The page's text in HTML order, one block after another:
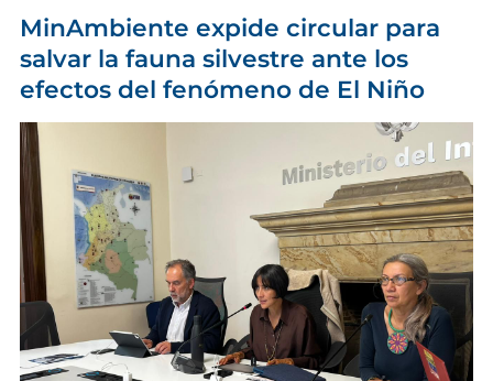
MinAmbiente expide circular para
salvar la fauna silvestre ante los
efectos del fenómeno de El Niño